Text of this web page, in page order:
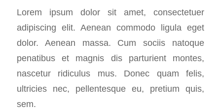
Lorem ipsum dolor sit amet, consectetuer
adipiscing elit. Aenean commodo ligula eget
dolor. Aenean massa. Cum sociis natoque
penatibus et magnis dis parturient montes,
nascetur ridiculus mus. Donec quam felis,
ultricies nec, pellentesque eu, pretium quis,
sem.